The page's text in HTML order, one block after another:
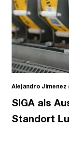
Alejandro Jimenez
SIGA als
Standort